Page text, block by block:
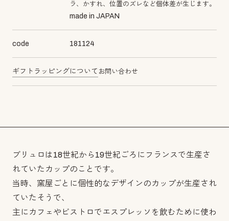
ラ、かすれ、位置のズレなど個体差が生じます。
made in JAPAN
code 181124
ギフトラッピングについて お問い合わせ
ブリュロは18世紀から19世紀ごろにフランスで生産さ
れていたカップのことです。
当時、窯屋ごとに個性的なデザインのカップが生産され
ていたそうで、
主にカフェやビストロでエスプレッソを飲むために使わ